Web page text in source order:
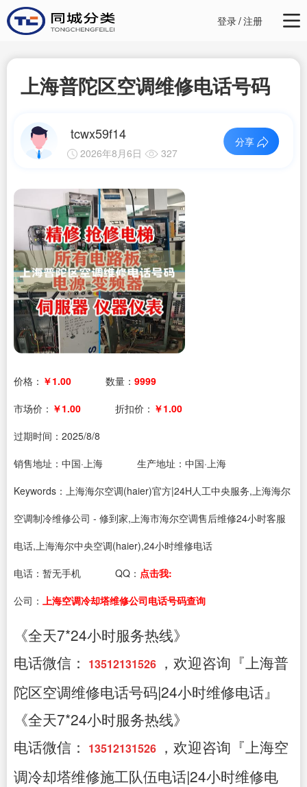
登录/注册
上海普陀区空调维修电话号码
tcwx59f14
2026年8月6日 327
分享
价格： ￥1.00 数量： 9999
市场价： ￥1.00 折扣价： ￥1.00
过期时间： 2025/8/8
销售地址：中国·上海
生产地址：中国·上海
Keywords：上海海尔空调(haier)官方|24H人工中央服务,上海海尔
空调制冷维修公司 - 修到家,上海市海尔空调售后维修24小时客服
电话,上海海尔中央空调(haier),24小时维修电话
电话： 暂无手机 QQ： 点击我:
公司： 上海空调冷却塔维修公司电话号码查询
《全天7*24小时服务热线》
电话微信：
13512131526 ，欢迎咨询『上海普
陀区空调维修电话号码|24小时维修电话』
《全天7*24小时服务热线》
电话微信：
13512131526 ，欢迎咨询『上海空
调冷却塔维修施工队伍电话|24小时维修电